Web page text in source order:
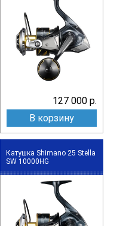
127 000 р.
В корзину
Катушка Shimano 25 Stella
SW 10000HG